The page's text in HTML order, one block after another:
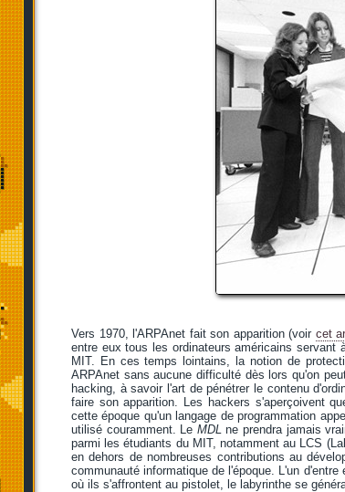
Vers 1970, l'ARPAnet fait son apparition (voir cet
entre eux tous les ordinateurs américains
MIT. En ces temps lointains, la notion de
ARPAnet sans aucune difficulté dès lors qu'on
hacking, à savoir l'art de pénétrer le contenu
faire son apparition. Les hackers s'aperçoivent
cette époque qu'un langage de programmation
utilisé couramment. Le MDLne prendra jamais
parmi les étudiants du MIT, notamment au LCS
en dehors de nombreuses contributions au
communauté informatique de l'époque. L'un d'entre
où ils s'affrontent au pistolet, le labyrinthe se